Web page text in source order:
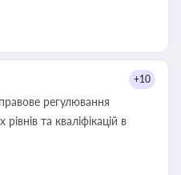
+10
регулювання
та кваліфікацій в